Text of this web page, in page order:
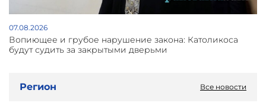
07.08.2026
Вопиющее и грубое нарушение закона: Католикоса
будут судить за закрытыми дверьми
Регион Все новости